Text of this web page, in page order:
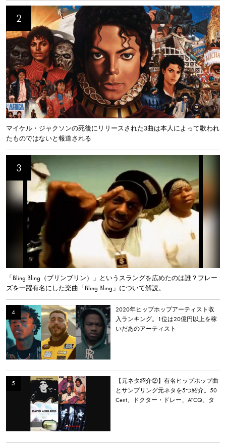
マイケル・ジャクソンの死後にリリースされた3曲は本人によって歌われ
たものではないと報道される
「Bling Bling（ブリンブリン）」というスラングを広めたのは誰？フレー
ズを一躍有名にした楽曲「Bling Bling」について解説。
2020年ヒップホップアーティスト収
入ランキング。1位は20億円以上を稼
いだあのアーティスト
【元ネタ紹介②】有名ヒップホップ曲
とサンプリング元ネタを5つ紹介。50
Cent、ドクター・ドレー、ATCQ、タ